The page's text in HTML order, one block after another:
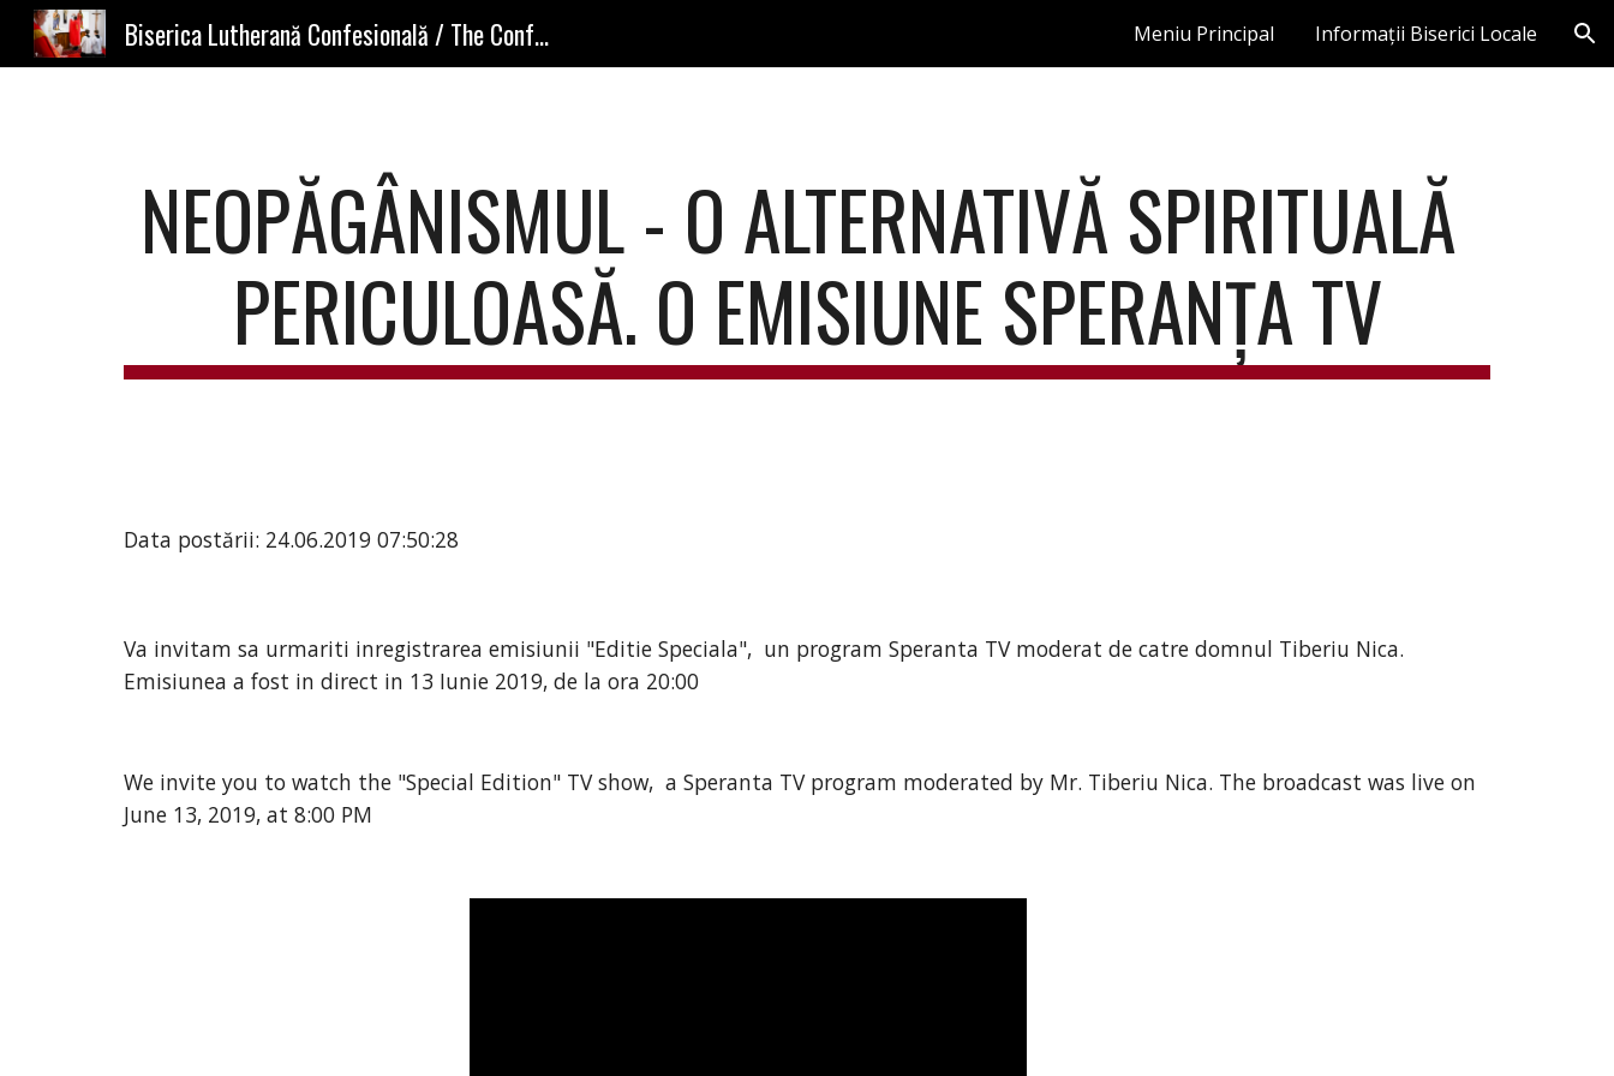
Skip to main content
Biserica Lutherană Confesională / The Confessional Lutheran Church Meniu Principal Informații Biserici Locale
NEOPĂGÂNISMUL - O ALTERNATIVĂ SPIRITUALĂ
PERICULOASĂ. O EMISIUNE SPERANȚA TV
Data postării: 24.06.2019 07:50:28
Va invitam sa urmariti inregistrarea emisiunii "Editie Speciala",  un program Speranta TV moderat de catre domnul Tiberiu Nica.
Emisiunea a fost in direct in 13 Iunie 2019, de la ora 20:00
We invite you to watch the "Special Edition" TV show,  a Speranta TV program moderated by Mr. Tiberiu Nica. The broadcast was live on
June 13, 2019, at 8:00 PM